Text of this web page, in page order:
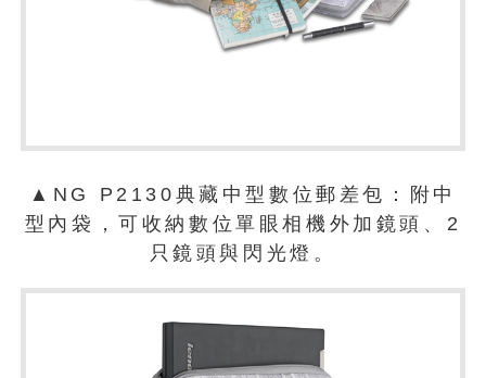
▲NG P2130典藏中型數位郵差包：附中
型內袋，可收納數位單眼相機外加鏡頭、2
只鏡頭與閃光燈。